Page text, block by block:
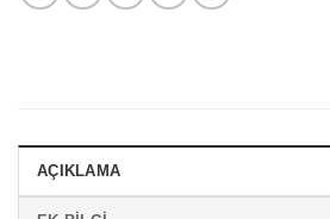
AÇIKLAMA